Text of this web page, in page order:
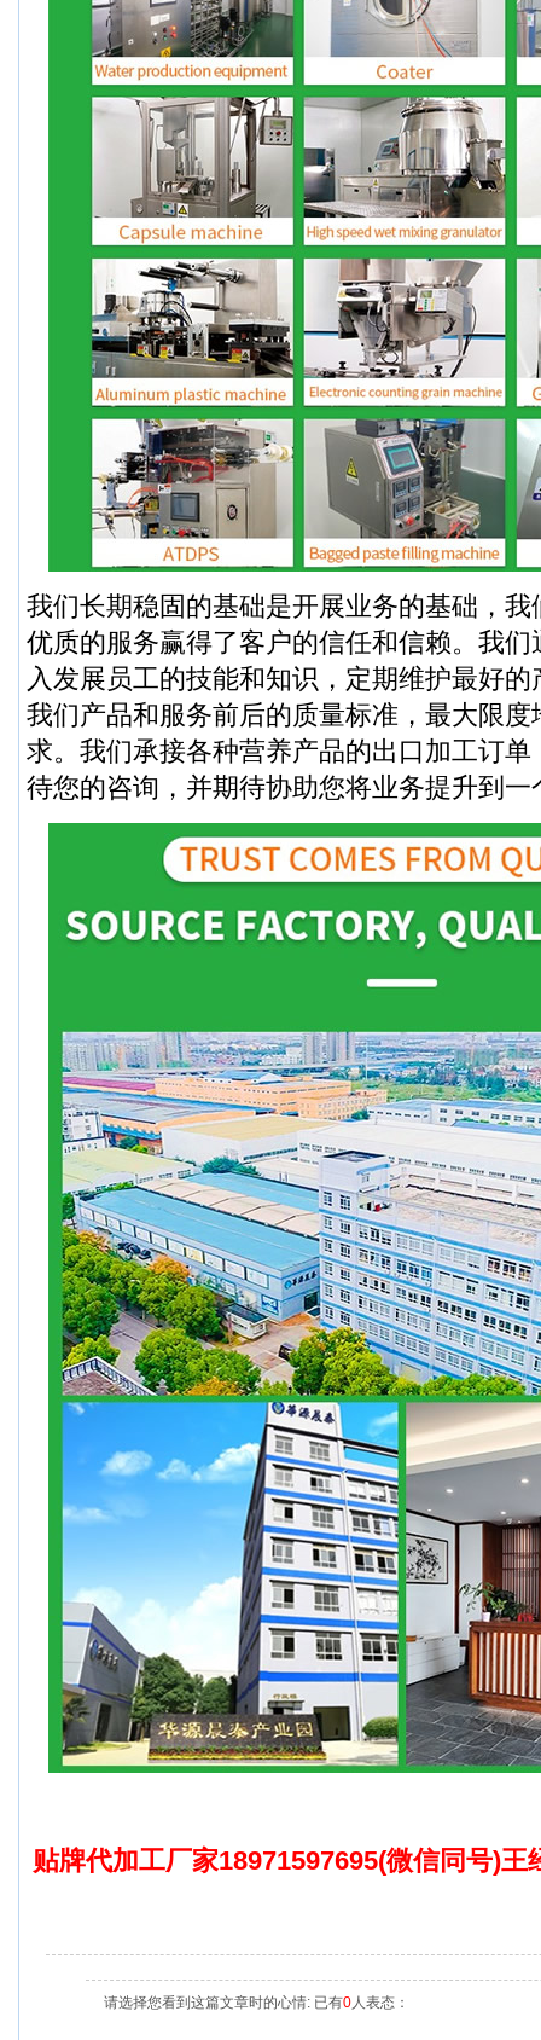
我们长期稳固的基础是开展业务的基础，
优质的服务赢得了客户的信任和信赖。我
入发展员工的技能和知识，定期维护最好
我们产品和服务前后的质量标准，最大限
求。我们承接各种营养产品的出口加工订
待您的咨询，并期待协助您将业务提升到一
贴牌代加工厂家18971597695(微信同号)王
请选择您看到这篇文章时的心情: 已有0人表态：